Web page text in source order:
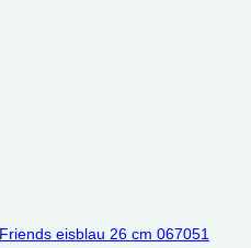
eisblau 26 cm 067051